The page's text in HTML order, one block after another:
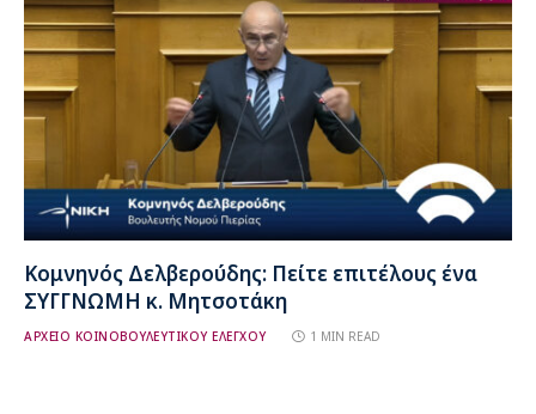
Κομνηνός Δελβερούδης: Πείτε επιτέλους ένα
ΣΥΓΓΝΩΜΗ κ. Μητσοτάκη
ΑΡΧΕΙΟ ΚΟΙΝΟΒΟΥΛΕΥΤΙΚΟΥ ΕΛΕΓΧΟΥ 1 MIN READ